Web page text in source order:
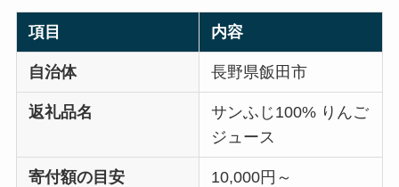
項目 内容
自治体 長野県飯田市
返礼品名
サンふじ100% りんご
ジュース
寄付額の目安 10,000円～